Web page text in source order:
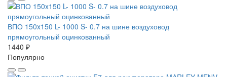
ВПО 150x150 L- 1000 S- 0.7 на шине воздуховод
прямоугольный оцинкованный
1440 ₽
Популярно